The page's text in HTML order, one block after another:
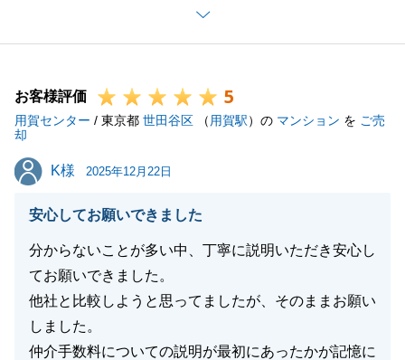
最終お手続きを迎えることができました。
重ねて御礼申し上げます。
まつわるお悩みがあればお気軽にご相談下さいませ。
引き続きご愛顧の程よろしくお願い申し上げます。
お客様評価 5
用賀センター / 東京都 世田谷区 （ 用賀駅）の マンション を ご売
却
K様
K様 2025年12月22日
安心してお願いできました
分からないことが多い中、丁寧に説明いただき安心し
てお願いできました。
他社と比較しようと思ってましたが、そのままお願い
しました。
仲介手数料についての説明が最初にあったかが記憶に